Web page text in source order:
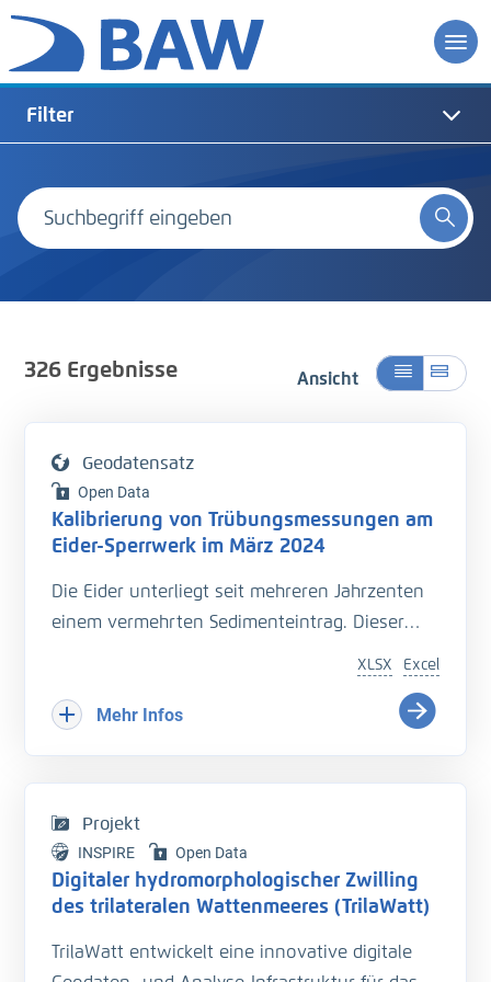
Filter
326Ergebnisse Ansicht
Geodatensatz
Open Data
Kalibrierung von Trübungsmessungen am
Eider-Sperrwerk im März 2024
Die Eider unterliegt seit mehreren Jahrzenten
einem vermehrten Sedimenteintrag. Dieser
Hinterlandes so wie die Schiffbarkeit des
Bundeswasserstraße.
der Entwässerung des Hinterlandes führt. Das
Kooperationsprojekt „Zukunft Eider“ wurde
geschaffen um Vorarbeiten zu leisten, welche
Anpassungen und Erweiterungen der
Excel
XLSX
Mehr Infos
Projekt
INSPIRE Open Data
Digitaler hydromorphologischer Zwilling
des trilateralen Wattenmeeres (TrilaWatt)
TrilaWatt entwickelt eine innovative digitale